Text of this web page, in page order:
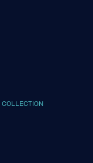
COLLECTION